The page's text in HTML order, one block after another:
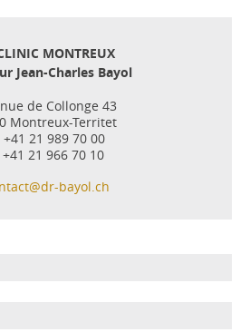
MONTREUX
Jean-Charles Bayol
de Collonge 43
Montreux-Territet
+41 21 989 70 00
+41 21 966 70 10
bayol.ch